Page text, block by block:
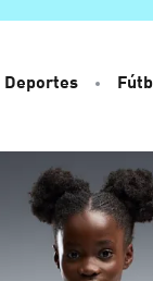
Deportes